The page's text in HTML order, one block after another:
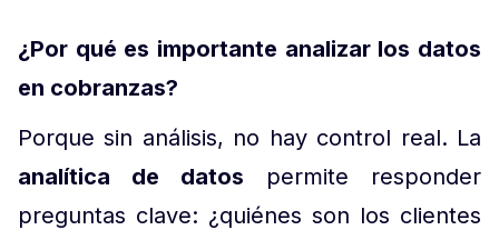
¿Por qué es importante analizar los datos
en cobranzas?
Porque sin análisis, no hay control real. La
analítica de datos permite responder
preguntas clave: ¿quiénes son los clientes